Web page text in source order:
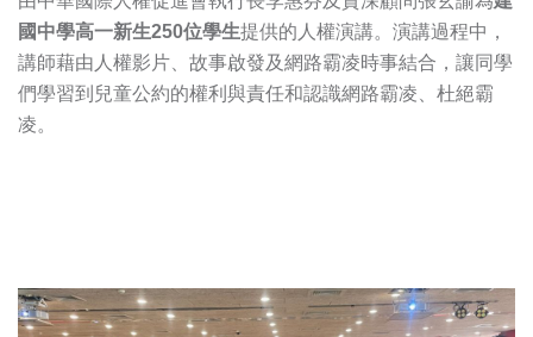
國中學高一新生250位學生提供的人權演講。演講過程中，
講師藉由人權影片、故事啟發及網路霸凌時事結合，讓同學
們學習到兒童公約的權利與責任和認識網路霸凌、杜絕霸
凌。